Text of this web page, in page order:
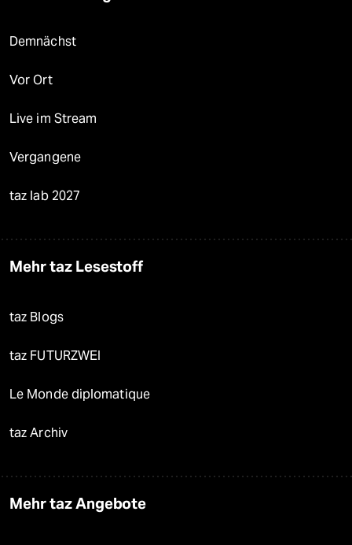
Demnächst
Vor Ort
Live im Stream
Vergangene
taz lab 2027
Mehr taz Lesestoff
taz Blogs
taz FUTURZWEI
Le Monde diplomatique
taz Archiv
Mehr taz Angebote